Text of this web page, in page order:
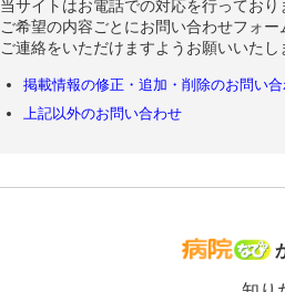
当サイトはお電話での対応を行っており
ご希望の内容ごとにお問い合わせフォ
ご連絡をいただけますようお願いいたし
掲載情報の修正・追加・削除のお問い
上記以外のお問い合わせ